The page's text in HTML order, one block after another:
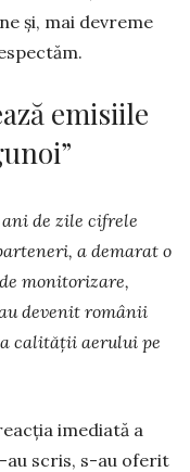
și, mai de­vreme
emisiile
de zile cifrele
a demarat o
monitorizare,
devenit românii
calității aerului pe
imediată a
au scris, s-au oferit